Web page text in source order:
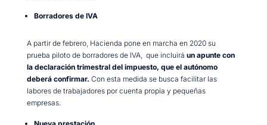
Borradores de IVA
A partir de febrero, Hacienda pone en marcha en 2020 su
prueba piloto de borradores de IVA, que incluirá un apunte con
la declaración trimestral del impuesto, que el autónomo
deberá confirmar. Con esta medida se busca facilitar las
labores de trabajadores por cuenta propia y pequeñas
empresas.